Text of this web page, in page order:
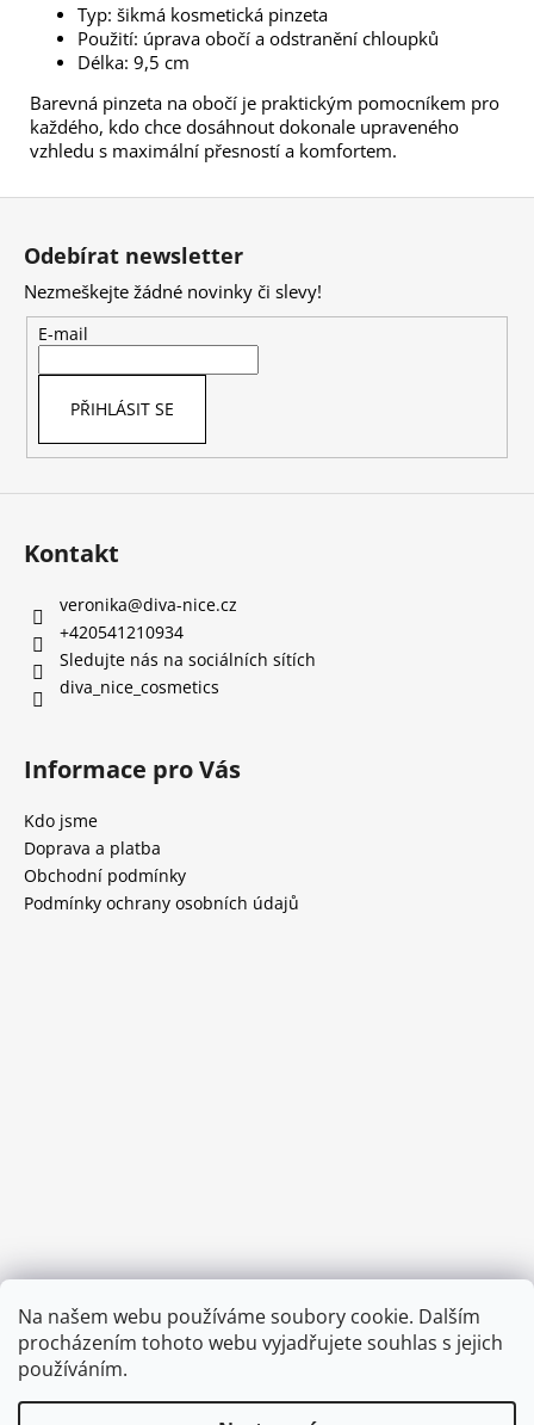
Na našem webu používáme soubory cookie. Dalším
procházením tohoto webu vyjadřujete souhlas s jejich
používáním.
Typ: šikmá kosmetická pinzeta
Použití: úprava obočí a odstranění chloupků
Délka: 9,5 cm
Barevná pinzeta na obočí je praktickým pomocníkem pro
každého, kdo chce dosáhnout dokonale upraveného
vzhledu s maximální přesností a komfortem.
Z
Odebírat newsletter
Nezmeškejte žádné novinky či slevy!
E-mail
PŘIHLÁSIT SE
Kontakt
veronika@diva-nice.cz
+420541210934
Sledujte nás na sociálních sítích
diva_nice_cosmetics
Informace pro Vás
Kdo jsme
Doprava a platba
Obchodní podmínky
Podmínky ochrany osobních údajů
Provozní doba:
8.00 - 15.00 hod (pondělí - pátek)